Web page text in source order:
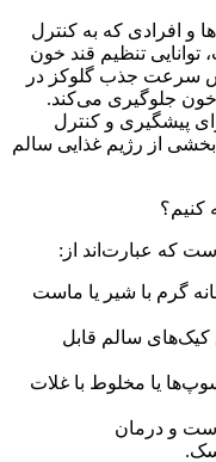
و افرادی که به کنترل
تنظیم قند خون
سرعت جذب گلوکز در
خون جلوگیری می‌کند.
پیشگیری و کنترل
بخشی از رژیم غذایی سالم
کنیم؟
که عبارت‌اند از:
گرم با شیر یا ماست
کیک‌های سالم قابل
یا مخلوط با غلات
و درمان